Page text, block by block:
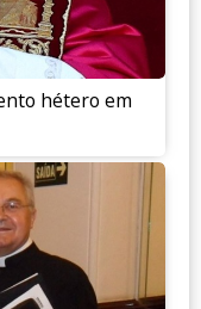
hétero em